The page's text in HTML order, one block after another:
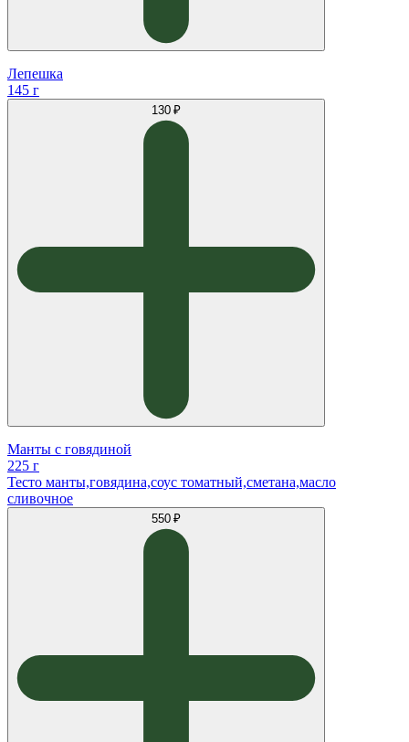
Лепешка
145 г
130 ₽
Манты с говядиной
225 г
Тесто манты,говядина,соус томатный,сметана,масло
сливочное
550 ₽